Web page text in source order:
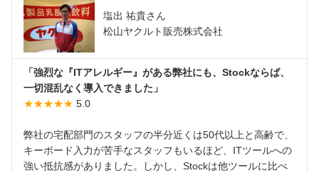
塩出 祐貴さん
松山ヤクルト販売株式会社
「強烈な『ITアレルギー』がある弊社にも、Stockならば、
一切混乱なく導入できました」
★★★★★ 5.0
弊社の宅配部門のスタッフの半分近くは50代以上と高齢で、
キーボード入力が苦手なスタッフもいるほど、ITツールへの
強い抵抗感がありました。しかし、Stockは他ツールに比べ